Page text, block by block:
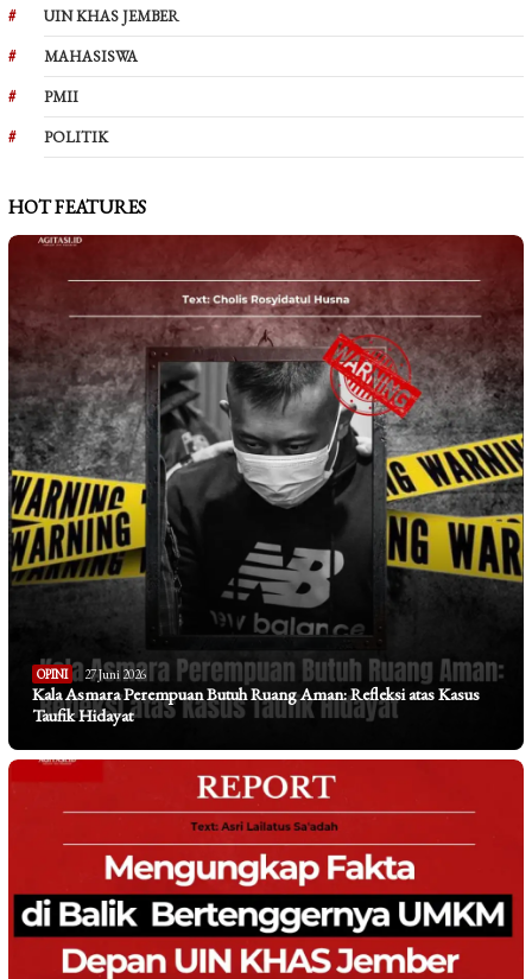
UIN KHAS JEMBER
MAHASISWA
PMII
POLITIK
HOT FEATURES
OPINI 27 Juni 2026
Kala Asmara Perempuan Butuh Ruang Aman: Refleksi atas Kasus
Taufik Hidayat